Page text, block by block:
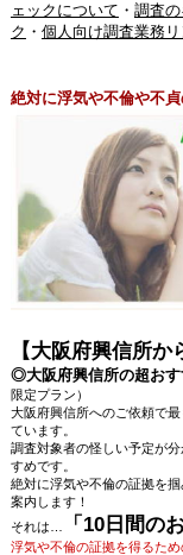
ェックについて ・ 調査
ク ・ 個人向け調査業務リ
絶対に浮気や不倫や不
【大阪府興信所か
◎大阪府興信所の超お
限定プラン）
大阪府興信所へのご依頼で
ています。
調査対象者の怪しい予定が
すめです。
絶対に浮気や不倫の証拠を
案内します！
それは…
「10日間の
浮気や不倫の証拠を得るた